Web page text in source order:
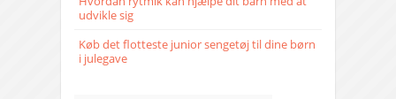
udvikle sig
Køb det flotteste junior sengetøj til dine børn
i julegave